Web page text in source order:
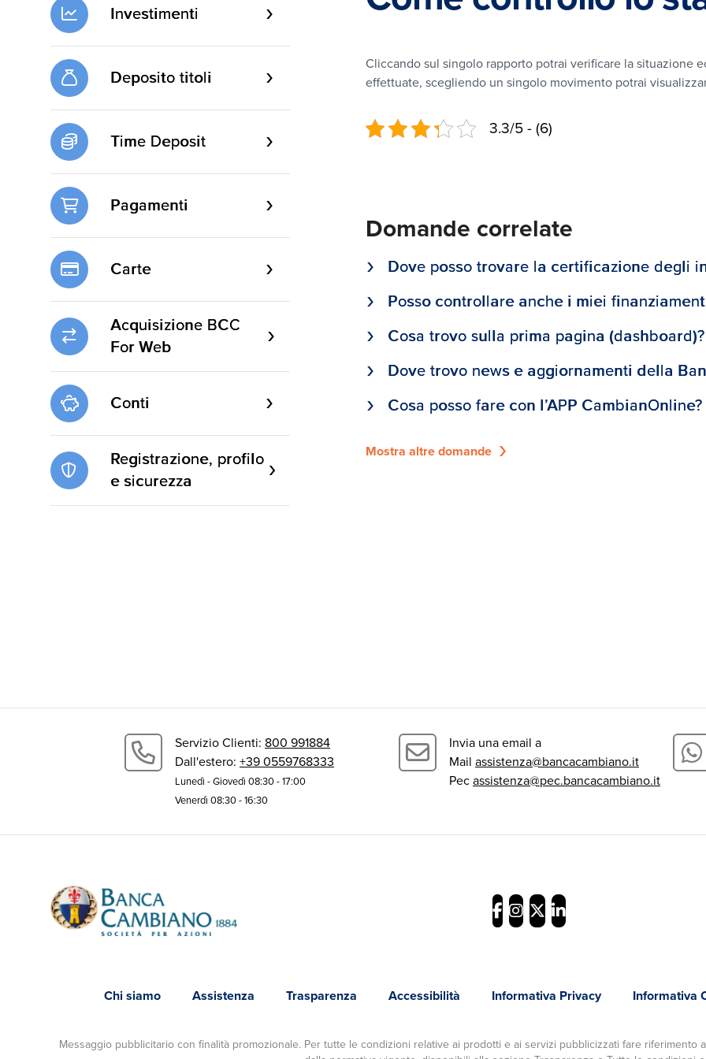
totale autonomia
Investimenti
Deposito titoli
Time Deposit
Pagamenti
Carte
Acquisizione BCC
For Web
Conti
Registrazione, profilo
e sicurezza
Cliccando sul singolo rapporto potrai verificare la situazione
effettuate, scegliendo un singolo movimento potrai
3.3/5 - (6)
Domande correlate
Dove posso trovare la certificazione degli
Posso controllare anche i miei
Cosa trovo sulla prima pagina (dashboard)?
Dove trovo news e aggiornamenti della
Cosa posso fare con l’APP CambianOnline?
Mostra altre domande
Servizio Clienti: 800 991884
Dall'estero: +39 0559768333
Lunedì - Giovedì 08:30 - 17:00
Venerdì 08:30 - 16:30
Invia una email a
Mail assistenza@bancacambiano.it
Pec assistenza@pec.bancacambiano.it
Banca Cambiano
Chi siamo Assistenza Trasparenza Accessibilità Informativa Privacy Informativa
Messaggio pubblicitario con finalità promozionale. Per tutte le condizioni relative ai prodotti e ai servizi pubblicizzati fare riferimento